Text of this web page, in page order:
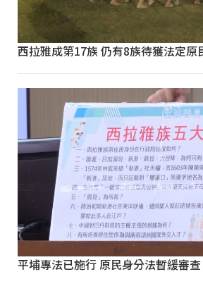
西拉雅成第17族 仍有8族待獲法定原
平埔專法已施行 原民身分法暫緩審查